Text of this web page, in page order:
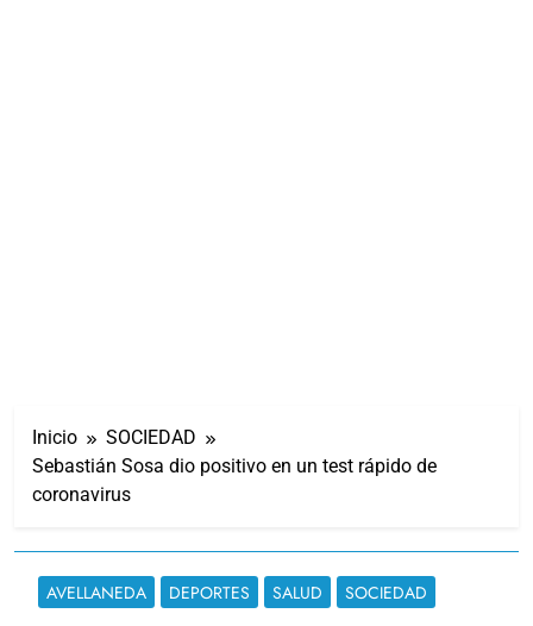
Inicio
SOCIEDAD
Sebastián Sosa dio positivo en un test rápido de
coronavirus
AVELLANEDA DEPORTES SALUD SOCIEDAD